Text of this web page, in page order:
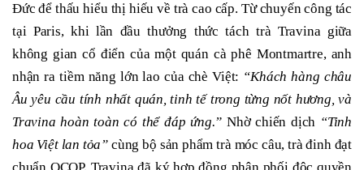
Đức để thấu hiểu thị hiếu về trà cao cấp. Từ chuyến công tác
tại Paris, khi lần đầu thưởng thức tách trà Travina giữa
không gian cổ điển của một quán cà phê Montmartre, anh
nhận ra tiềm năng lớn lao của chè Việt: “Khách hàng châu
Âu yêu cầu tính nhất quán, tinh tế trong từng nốt hương, và
Travina hoàn toàn có thể đáp ứng.” Nhờ chiến dịch “Tinh
hoa Việt lan tỏa” cùng bộ sản phẩm trà móc câu, trà đinh đạt